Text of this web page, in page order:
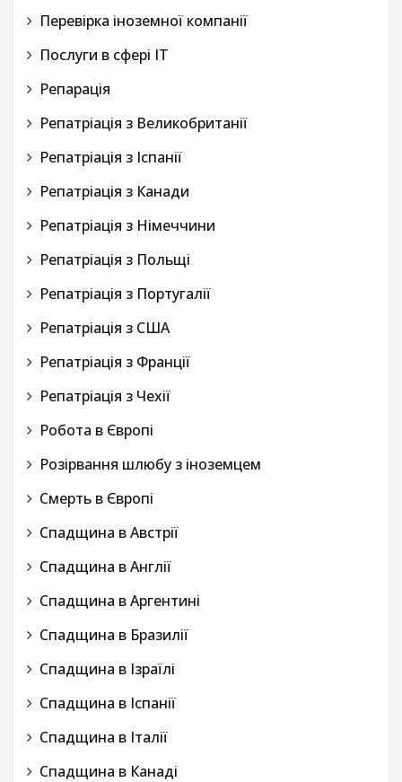
Перевірка іноземної компанії
Послуги в сфері IT
Репарація
Репатріація з Великобританії
Репатріація з Іспанії
Репатріація з Канади
Репатріація з Німеччини
Репатріація з Польщі
Репатріація з Португалії
Репатріація з США
Репатріація з Франції
Репатріація з Чехії
Робота в Європі
Розірвання шлюбу з іноземцем
Смерть в Європі
Спадщина в Австрії
Спадщина в Англії
Спадщина в Аргентині
Спадщина в Бразилії
Спадщина в Ізраїлі
Спадщина в Іспанії
Спадщина в Італії
Спадщина в Канаді